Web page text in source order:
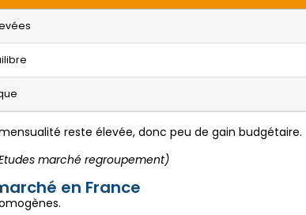
reste élevée, donc peu de gain budgétaire.
marché regroupement)
en France